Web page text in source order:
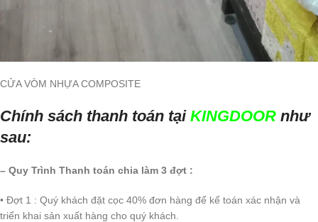
CỬA VÒM NHỰA COMPOSITE
Chính sách thanh toán tại KINGDOOR như
sau:
– Quy Trình Thanh toán chia làm 3 đợt :
• Đợt 1 : Quý khách đặt cọc 40% đơn hàng để kế toán xác nhận và
triển khai sản xuất hàng cho quý khách.